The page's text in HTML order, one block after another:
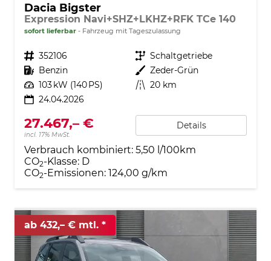
Dacia Bigster
Expression Navi+SHZ+LKHZ+RFK TCe 140
sofort lieferbar Fahrzeug mit Tageszulassung
Fahrzeugnr. 352106 Getriebe Schaltgetriebe
Kraftstoff Benzin Außenfarbe Zeder-Grün
Leistung 103 kW (140 PS) Kilometerstand 20 km
24.04.2026
27.467,– €
incl. 17% MwSt.
Details
Verbrauch kombiniert: 5,50 l/100km
CO2-Klasse: D
CO2-Emissionen: 124,00 g/km
ab 432,– € mtl.